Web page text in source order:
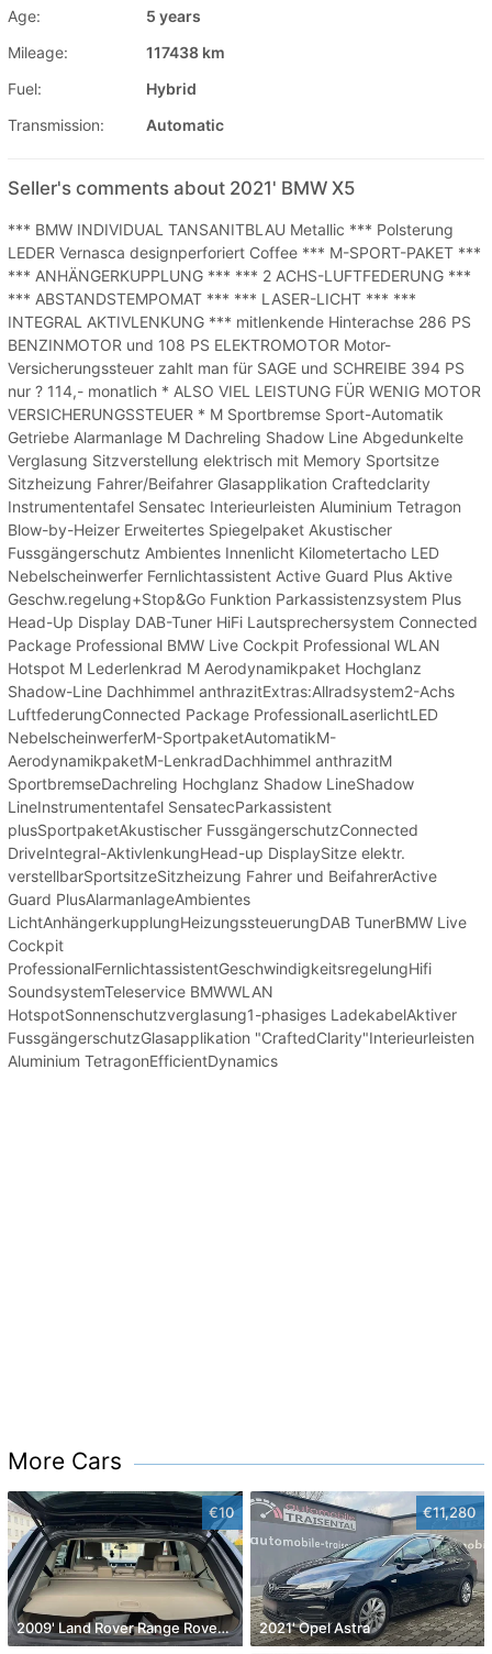
Age:
5 years
Mileage:
117438 km
Fuel:
Hybrid
Transmission:
Automatic
Seller's comments about 2021' BMW X5
*** BMW INDIVIDUAL TANSANITBLAU Metallic *** Polsterung
LEDER Vernasca designperforiert Coffee *** M-SPORT-PAKET ***
*** ANHÄNGERKUPPLUNG *** *** 2 ACHS-LUFTFEDERUNG ***
*** ABSTANDSTEMPOMAT *** *** LASER-LICHT *** ***
INTEGRAL AKTIVLENKUNG *** mitlenkende Hinterachse 286 PS
BENZINMOTOR und 108 PS ELEKTROMOTOR Motor-
Versicherungssteuer zahlt man für SAGE und SCHREIBE 394 PS
nur ? 114,- monatlich * ALSO VIEL LEISTUNG FÜR WENIG MOTOR
VERSICHERUNGSSTEUER * M Sportbremse Sport-Automatik
Getriebe Alarmanlage M Dachreling Shadow Line Abgedunkelte
Verglasung Sitzverstellung elektrisch mit Memory Sportsitze
Sitzheizung Fahrer/Beifahrer Glasapplikation Craftedclarity
Instrumententafel Sensatec Interieurleisten Aluminium Tetragon
Blow-by-Heizer Erweitertes Spiegelpaket Akustischer
Fussgängerschutz Ambientes Innenlicht Kilometertacho LED
Nebelscheinwerfer Fernlichtassistent Active Guard Plus Aktive
Geschw.regelung+Stop&Go Funktion Parkassistenzsystem Plus
Head-Up Display DAB-Tuner HiFi Lautsprechersystem Connected
Package Professional BMW Live Cockpit Professional WLAN
Hotspot M Lederlenkrad M Aerodynamikpaket Hochglanz
Shadow-Line Dachhimmel anthrazitExtras:Allradsystem2-Achs
LuftfederungConnected Package ProfessionalLaserlichtLED
NebelscheinwerferM-SportpaketAutomatikM-
AerodynamikpaketM-LenkradDachhimmel anthrazitM
SportbremseDachreling Hochglanz Shadow LineShadow
LineInstrumententafel SensatecParkassistent
plusSportpaketAkustischer FussgängerschutzConnected
DriveIntegral-AktivlenkungHead-up DisplaySitze elektr.
verstellbarSportsitzeSitzheizung Fahrer und BeifahrerActive
Guard PlusAlarmanlageAmbientes
LichtAnhängerkupplungHeizungssteuerungDAB TunerBMW Live
Cockpit
ProfessionalFernlichtassistentGeschwindigkeitsregelungHifi
SoundsystemTeleservice BMWWLAN
HotspotSonnenschutzverglasung1-phasiges LadekabelAktiver
FussgängerschutzGlasapplikation "CraftedClarity"Interieurleisten
Aluminium TetragonEfficientDynamics
More Cars
€10
2009' Land Rover Range Rover Sport
€11,280
2021' Opel Astra